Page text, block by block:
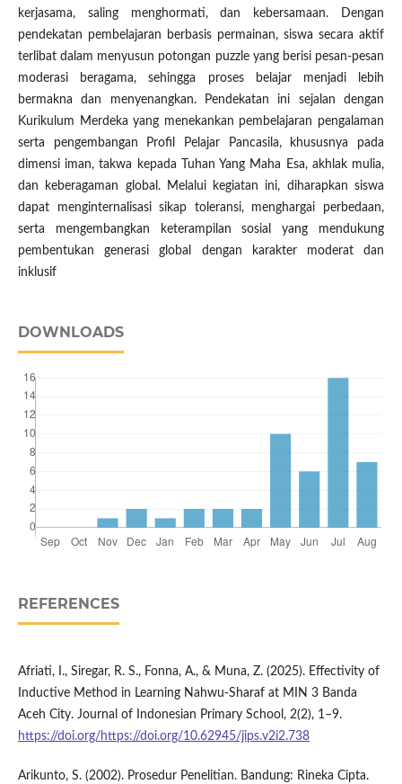
kerjasama, saling menghormati, dan kebersamaan. Dengan
pendekatan pembelajaran berbasis permainan, siswa secara aktif
terlibat dalam menyusun potongan puzzle yang berisi pesan-pesan
moderasi beragama, sehingga proses belajar menjadi lebih
bermakna dan menyenangkan. Pendekatan ini sejalan dengan
Kurikulum Merdeka yang menekankan pembelajaran pengalaman
serta pengembangan Profil Pelajar Pancasila, khususnya pada
dimensi iman, takwa kepada Tuhan Yang Maha Esa, akhlak mulia,
dan keberagaman global. Melalui kegiatan ini, diharapkan siswa
dapat menginternalisasi sikap toleransi, menghargai perbedaan,
serta mengembangkan keterampilan sosial yang mendukung
pembentukan generasi global dengan karakter moderat dan
inklusif
DOWNLOADS
REFERENCES
Afriati, I., Siregar, R. S., Fonna, A., & Muna, Z. (2025). Effectivity of
Inductive Method in Learning Nahwu-Sharaf at MIN 3 Banda
Aceh City. Journal of Indonesian Primary School, 2(2), 1–9.
https://doi.org/https://doi.org/10.62945/jips.v2i2.738
Arikunto, S. (2002). Prosedur Penelitian. Bandung: Rineka Cipta.